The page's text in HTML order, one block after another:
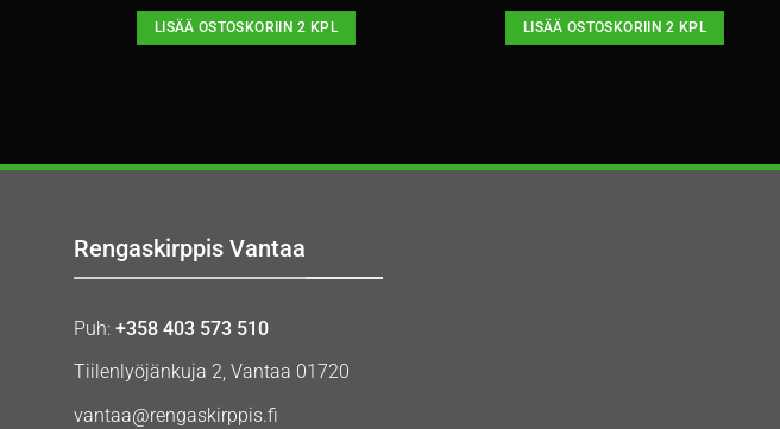
LISÄÄ OSTOSKORIIN 2 KPL LISÄÄ OSTOSKORIIN 2 KPL
Rengaskirppis Vantaa
Puh: +358 403 573 510
Tiilenlyöjänkuja 2, Vantaa 01720
vantaa@rengaskirppis.fi